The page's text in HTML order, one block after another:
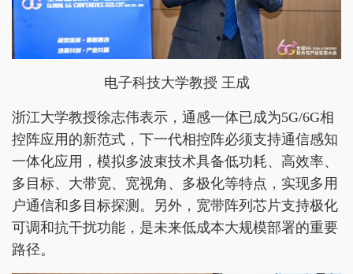
电子科技大学教授 王成
浙江大学教授徐志伟表示，通感一体已成为5G/6G相
控阵应用的新范式，下一代相控阵必须支持通信感知
一体化应用，模拟多波束技术具备低功耗、高效率、
多目标、大带宽、宽视角、多极化等特点，实现多用
户通信和多目标探测。另外，宽带阵列芯片支持极化
可调和抗干扰功能，是未来低成本大规模部署的重要
路径。